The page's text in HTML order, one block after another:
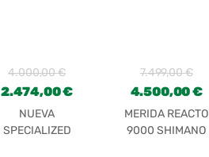
4.000,00€
2.474,00€
NUEVA
SPECIALIZED
7.499,00€
4.500,00€
MERIDA REACTO
9000 SHIMANO